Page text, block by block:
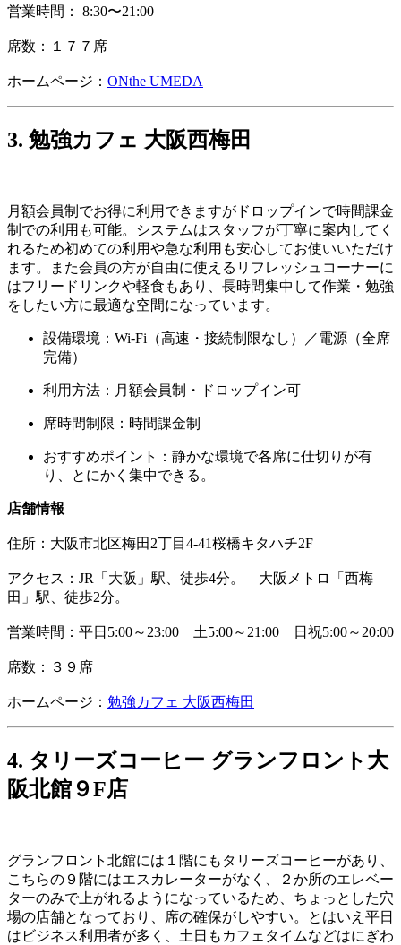
営業時間： 8:30〜21:00
席数：１７７席
ホームページ： ONthe UMEDA
3. 勉強カフェ 大阪西梅田
月額会員制でお得に利用できますがドロップインで時間課金
制での利用も可能。システムはスタッフが丁寧に案内してく
れるため初めての利用や急な利用も安心してお使いいただけ
ます。また会員の方が自由に使えるリフレッシュコーナーに
はフリードリンクや軽食もあり、長時間集中して作業・勉強
をしたい方に最適な空間になっています。
設備環境：Wi-Fi（高速・接続制限なし）／電源（全席
完備）
利用方法：月額会員制・ドロップイン可
席時間制限：時間課金制
おすすめポイント：静かな環境で各席に仕切りが有
り、とにかく集中できる。
店舗情報
住所： 大阪市北区梅田2丁目4-41桜橋キタハチ2F
アクセス：JR「大阪」駅、徒歩4分。 大阪メトロ「西梅
田」駅、徒歩2分。
営業時間：平日5:00～23:00 土5:00～21:00 日祝5:00～20:00
席数：３９席
ホームページ： 勉強カフェ 大阪西梅田
4. タリーズコーヒー グランフロント大
阪北館９F店
グランフロント北館には１階にもタリーズコーヒーがあり、
こちらの９階にはエスカレーターがなく、２か所のエレベー
ターのみで上がれるようになっているため、ちょっとした穴
場の店舗となっており、席の確保がしやすい。とはいえ平日
はビジネス利用者が多く、土日もカフェタイムなどはにぎわ